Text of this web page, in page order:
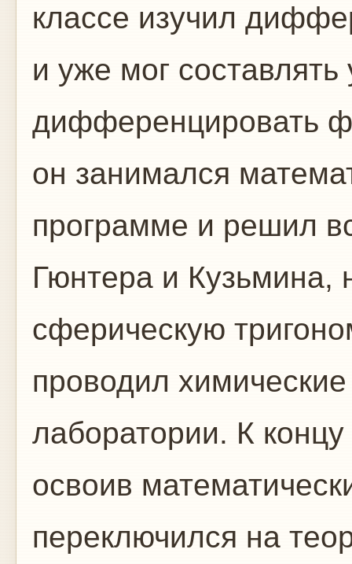
классе изучил
и уже мог
дифференцировать
он занимался
программе и решил
Гюнтера и Кузьмина,
сферическую
проводил
лаборатории. К
освоив
переключился на